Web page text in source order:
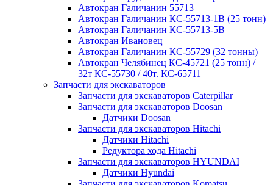
Автокран Галичанин 55713
Автокран Галичанин КС-55713-1В (25 тонн)
Автокран Галичанин КС-55713-5В
Автокран Ивановец
Автокран Галичанин КС-55729 (32 тонны)
Автокран Челябинец КС-45721 (25 тонн) /
32т КС-55730 / 40т. КС-65711
Запчасти для экскаваторов
Запчасти для экскаваторов Caterpillar
Запчасти для экскаваторов Doosan
Датчики Doosan
Запчасти для экскаваторов Hitachi
Датчики Hitachi
Редуктора хода Hitachi
Запчасти для экскаваторов HYUNDAI
Датчики Hyundai